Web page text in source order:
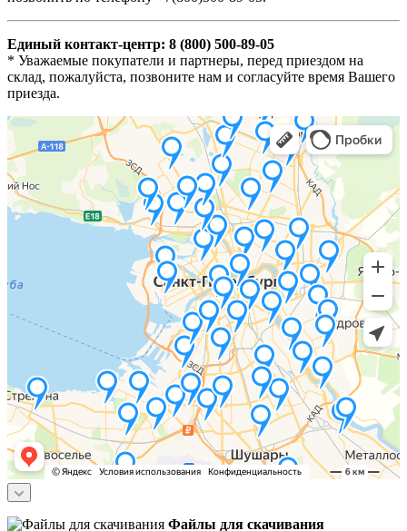
Единый контакт-центр: 8 (800) 500-89-05
* Уважаемые покупатели и партнеры, перед приездом на
склад, пожалуйста, позвоните нам и согласуйте время Вашего
приезда.
Файлы для скачивания